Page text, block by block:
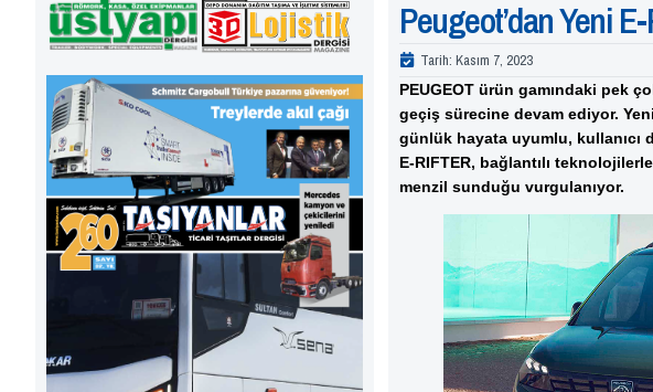
Peugeot’dan Yeni
Tarih: Kasım 7, 2023
PEUGEOT ürün gamındaki pek
geçiş sürecine devam ediyor.
günlük hayata uyumlu,
E-RIFTER, bağlantılı
menzil sunduğu vurgulanıyor.